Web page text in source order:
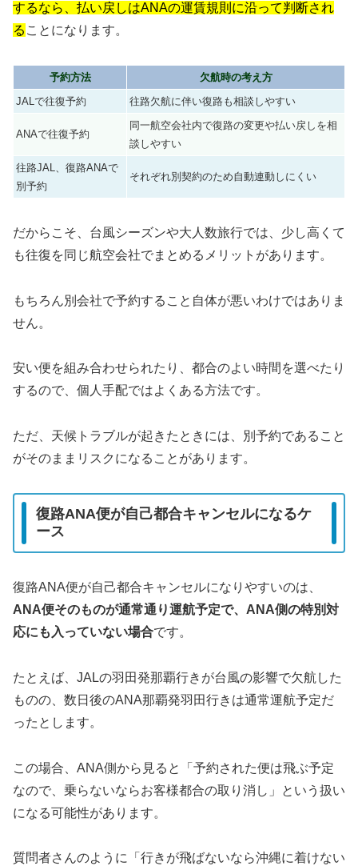
するなら、払い戻しはANAの運賃規則に沿って判断され
る ことになります。
予約方法
欠航時の考え方
JALで往復予約
往路欠航に伴い復路も相談しやすい
ANAで往復予約
同一航空会社内で復路の変更や払い戻しを相
談しやすい
往路JAL、復路ANAで
別予約
それぞれ別契約のため自動連動しにくい
だからこそ、台風シーズンや大人数旅行では、少し高くて
も往復を同じ航空会社でまとめるメリットがあります。
もちろん別会社で予約すること自体が悪いわけではありま
せん。
安い便を組み合わせられたり、都合のよい時間を選べたり
するので、個人手配ではよくある方法です。
ただ、天候トラブルが起きたときには、別予約であること
がそのままリスクになることがあります。
復路ANA便が自己都合キャンセルになるケ
ース
復路ANA便が自己都合キャンセルになりやすいのは、
ANA便そのものが通常通り運航予定で、ANA側の特別対
応にも入っていない場合です。
たとえば、JALの羽田発那覇行きが台風の影響で欠航した
ものの、数日後のANA那覇発羽田行きは通常運航予定だ
ったとします。
この場合、ANA側から見ると「予約された便は飛ぶ予定
なので、乗らないならお客様都合の取り消し」という扱い
になる可能性があります。
質問者さんのように「行きが飛ばないなら沖縄に着けない